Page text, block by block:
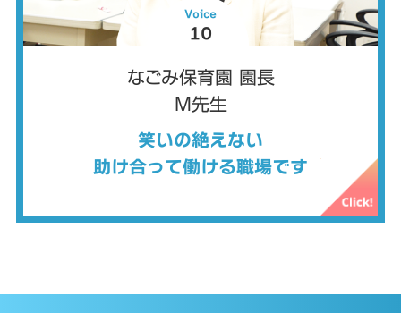
Voice
10
なごみ保育園 園長
M先生
笑いの絶えない
助け合って働ける職場です